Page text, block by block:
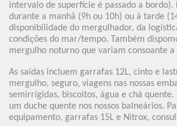
intervalo de superfície é passado a bordo).
durante a manhã (9h ou 10h) ou à tarde
disponibilidade do mergulhador, da
condições do mar/tempo. Também
mergulho noturno que variam consoante a
As saídas incluem garrafas 12L, cinto e
mergulho, seguro, viagens nas nossas
semirrígidas, biscoitos, água e chá
um duche quente nos nossos balneários.
equipamento, garrafas 15L e Nitrox,